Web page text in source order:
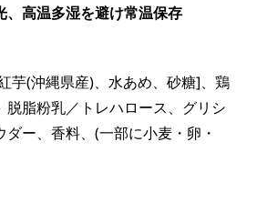
、高温多湿を避け常温保存
芋(沖縄県産)、水あめ、砂糖]、鶏
脱脂粉乳／トレハロース、グリシ
ー、香料、(一部に小麦・卵・